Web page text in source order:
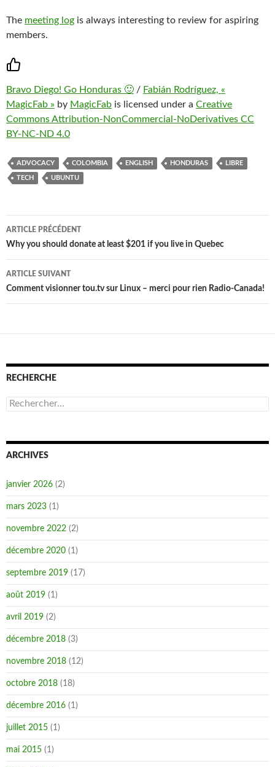
The meeting log is always interesting to review for aspiring
members.
Bravo Diego! Go Honduras 🙂 / Fabián Rodríguez, «
MagicFab » by MagicFab is licensed under a Creative
Commons Attribution-NonCommercial-NoDerivatives CC
BY-NC-ND 4.0
ADVOCACY COLOMBIA ENGLISH HONDURAS LIBRE
TECH UBUNTU
Navigation
des
articles
ARTICLE PRÉCÉDENT
Why you should donate at least $201 if you live in Quebec
ARTICLE SUIVANT
Comment visionner tou.tv sur Linux – merci pour rien Radio-Canada!
RECHERCHE
Rechercher :
ARCHIVES
janvier 2026 (2)
mars 2023 (1)
novembre 2022 (2)
décembre 2020 (1)
septembre 2019 (17)
août 2019 (1)
avril 2019 (2)
décembre 2018 (3)
novembre 2018 (12)
octobre 2018 (18)
décembre 2016 (1)
juillet 2015 (1)
mai 2015 (1)